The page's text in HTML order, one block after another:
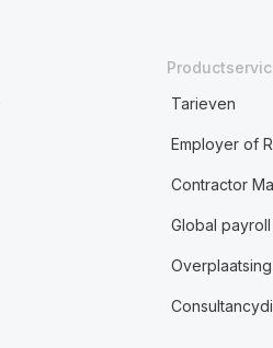
Tarieven
Employer of
Contractor
Global payroll